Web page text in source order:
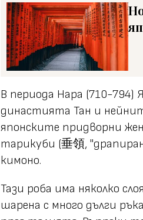
В периода Нара (710-794)
династията Тан и
японските придворни
тарикуби (垂領,
кимоно.
Тази роба има няколко
шарена с много дълги